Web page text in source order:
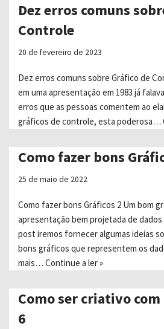
Dez erros comuns
Controle
20 de fevereiro de 2023
Dez erros comuns sobre Gráfico de
em uma apresentação em 1983 já
erros que as pessoas comentem ao
gráficos de controle, esta poderosa…
Como fazer bons
25 de maio de 2022
Como fazer bons Gráficos 2 Um bom
apresentação bem projetada de
post iremos fornecer algumas ideias
bons gráficos que representem os
mais… Continue a ler »
Como ser criativo com
6